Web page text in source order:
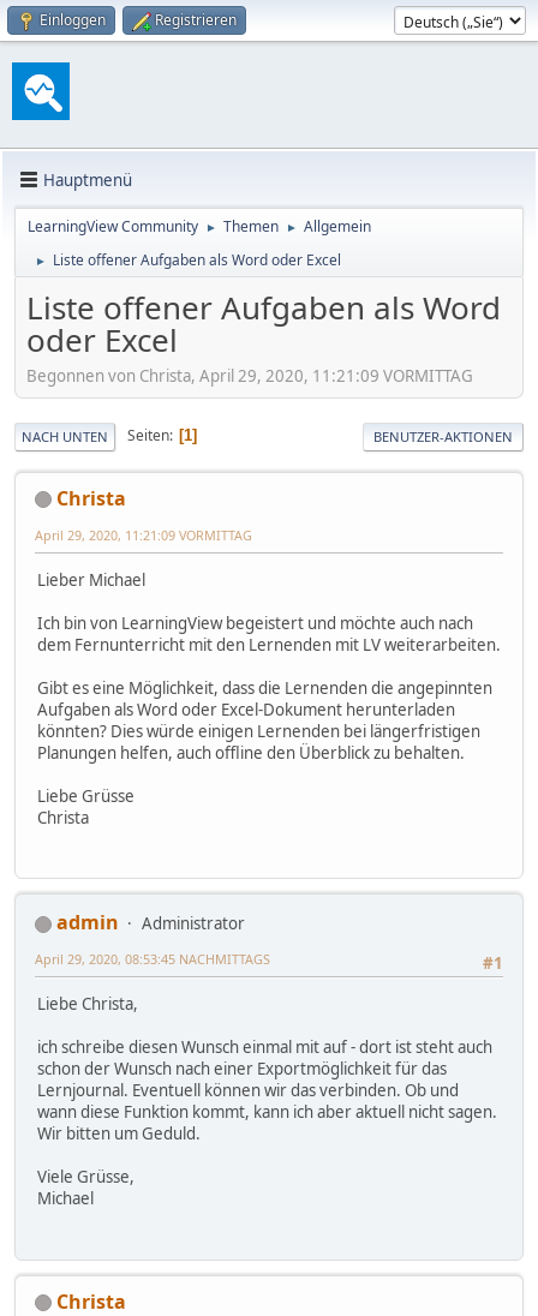
Einloggen Registrieren
Hauptmenü
LearningView Community ► Themen ► Allgemein
► Liste offener Aufgaben als Word oder Excel
Liste offener Aufgaben als Word
oder Excel
Begonnen von Christa, April 29, 2020, 11:21:09 VORMITTAG
NACH UNTEN Seiten 1 BENUTZER-AKTIONEN
Christa
April 29, 2020, 11:21:09 VORMITTAG
Lieber Michael
Ich bin von LearningView begeistert und möchte auch nach
dem Fernunterricht mit den Lernenden mit LV weiterarbeiten.
Gibt es eine Möglichkeit, dass die Lernenden die angepinnten
Aufgaben als Word oder Excel-Dokument herunterladen
könnten? Dies würde einigen Lernenden bei längerfristigen
Planungen helfen, auch offline den Überblick zu behalten.
Liebe Grüsse
Christa
admin
Administrator
#1
April 29, 2020, 08:53:45 NACHMITTAGS
Liebe Christa,
ich schreibe diesen Wunsch einmal mit auf - dort ist steht auch
schon der Wunsch nach einer Exportmöglichkeit für das
Lernjournal. Eventuell können wir das verbinden. Ob und
wann diese Funktion kommt, kann ich aber aktuell nicht sagen.
Wir bitten um Geduld.
Viele Grüsse,
Michael
Christa